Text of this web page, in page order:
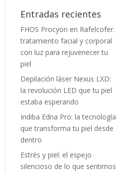
Entradas recientes
FHOS Procyon en Rafelcofer:
tratamiento facial y corporal
con luz para rejuvenecer tu
piel
Depilación láser Nexus LXD:
la revolución LED que tu piel
estaba esperando
Indiba Edna Pro: la tecnología
que transforma tu piel desde
dentro
Estrés y piel: el espejo
silencioso de lo que sentimos